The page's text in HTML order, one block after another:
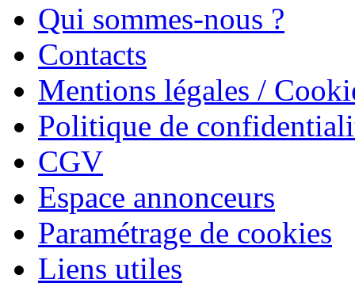
Qui sommes-nous ?
Contacts
Mentions légales /
Politique de
CGV
Espace annonceurs
Paramétrage de cookies
Liens utiles